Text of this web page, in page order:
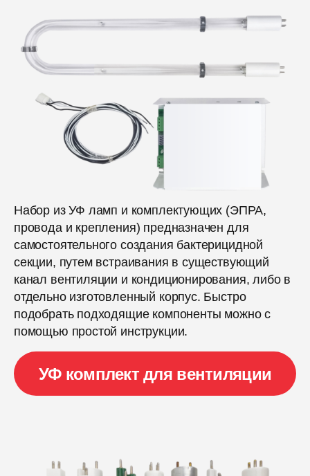
Набор из УФ ламп и комплектующих (ЭПРА,
провода и крепления) предназначен для
самостоятельного создания бактерицидной
секции, путем встраивания в существующий
канал вентиляции и кондиционирования, либо в
отдельно изготовленный корпус. Быстро
подобрать подходящие компоненты можно с
помощью простой инструкции.
УФ комплект для вентиляции